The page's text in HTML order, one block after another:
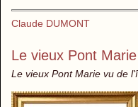
Claude DUMONT
Le vieux Pont
Le vieux Pont Marie vu de